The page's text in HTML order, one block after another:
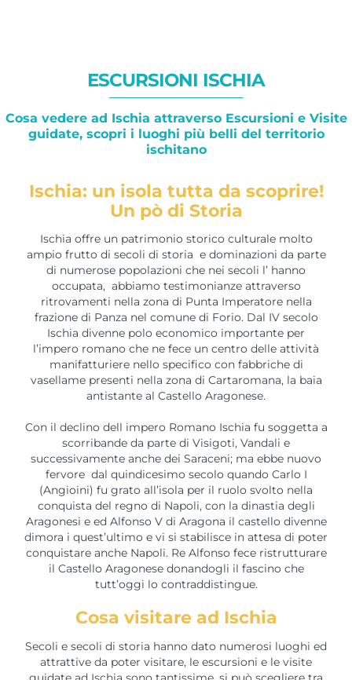
ESCURSIONI ISCHIA
Cosa vedere ad Ischia attraverso Escursioni e Visite
guidate, scopri i luoghi più belli del territorio
ischitano
Ischia: un isola tutta da scoprire!
Un pò di Storia
Ischia offre un patrimonio storico culturale molto
ampio frutto di secoli di storia e dominazioni da parte
di numerose popolazioni che nei secoli l’ hanno
occupata, abbiamo testimonianze attraverso
ritrovamenti nella zona di Punta Imperatore nella
frazione di Panza nel comune di Forio. Dal IV secolo
Ischia divenne polo economico importante per
l’impero romano che ne fece un centro delle attività
manifatturiere nello specifico con fabbriche di
vasellame presenti nella zona di Cartaromana, la baia
antistante al Castello Aragonese.
Con il declino dell impero Romano Ischia fu soggetta a
scorribande da parte di Visigoti, Vandali e
successivamente anche dei Saraceni; ma ebbe nuovo
fervore dal quindicesimo secolo quando Carlo I
(Angioini) fu grato all’isola per il ruolo svolto nella
conquista del regno di Napoli, con la dinastia degli
Aragonesi e ed Alfonso V di Aragona il castello divenne
dimora i quest’ultimo e vi si stabilisce in attesa di poter
conquistare anche Napoli. Re Alfonso fece ristrutturare
il Castello Aragonese donandogli il fascino che
tutt’oggi lo contraddistingue.
Cosa visitare ad Ischia
Secoli e secoli di storia hanno dato numerosi luoghi ed
attrattive da poter visitare, le escursioni e le visite